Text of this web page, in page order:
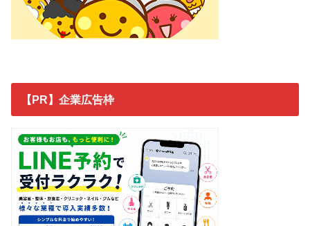
【PR】企業広告枠